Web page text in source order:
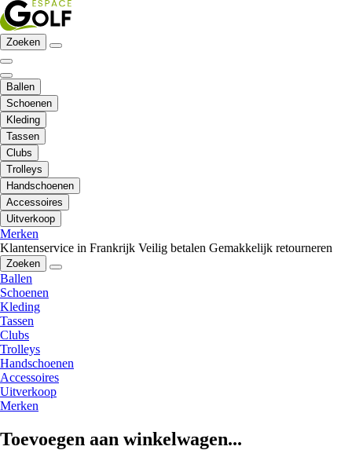
Zoeken
Ballen
Schoenen
Kleding
Tassen
Clubs
Trolleys
Handschoenen
Accessoires
Uitverkoop
Merken
Klantenservice in Frankrijk Veilig betalen Gemakkelijk retourneren
Zoeken
Ballen
Schoenen
Kleding
Tassen
Clubs
Trolleys
Handschoenen
Accessoires
Uitverkoop
Merken
Toevoegen aan winkelwagen...